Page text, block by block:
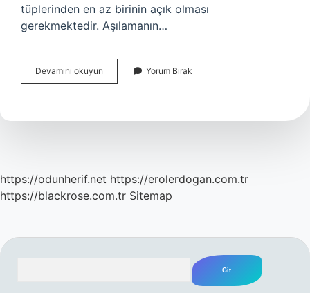
tüplerinden en az birinin açık olması
gerekmektedir. Aşılamanın…
Devamını okuyun Aşılamanın
Faydaları
Yorum Bırak
https://odunherif.net https://erolerdogan.com.tr
https://blackrose.com.tr Sitemap